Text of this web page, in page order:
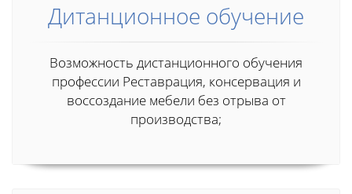
Дитанционное обучение
Возможность дистанционного обучения
профессии Реставрация, консервация и
воссоздание мебели без отрыва от
производства;